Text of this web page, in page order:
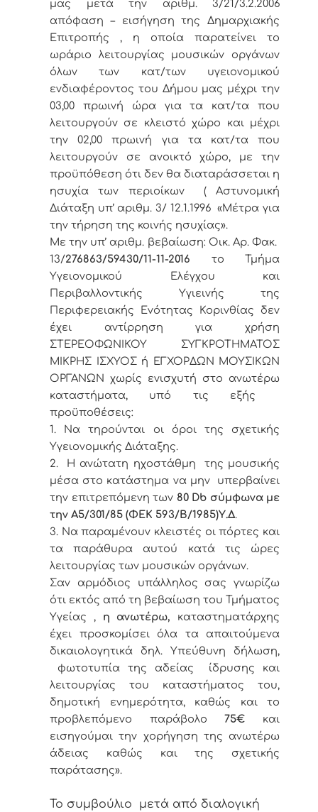
μας μετά την αριθμ. 3/21/3.2.2006
απόφαση – εισήγηση της Δημαρχιακής
Επιτροπής , η οποία παρατείνει το
ωράριο λειτουργίας μουσικών οργάνων
όλων των κατ/των υγειονομικού
ενδιαφέροντος του Δήμου μας μέχρι την
03,00 πρωινή ώρα για τα κατ/τα που
λειτουργούν σε κλειστό χώρο και μέχρι
την 02,00 πρωινή για τα κατ/τα που
λειτουργούν σε ανοικτό χώρο, με την
προϋπόθεση ότι δεν θα διαταράσσεται η
ησυχία των περιοίκων ( Αστυνομική
Διάταξη υπ’ αριθμ. 3/ 12.1.1996 «Μέτρα για
την τήρηση της κοινής ησυχίας».
Με την υπ’ αριθμ. βεβαίωση: Οικ. Αρ. Φακ.
13/276863/59430/11-11-2016 το Τμήμα
Υγειονομικού Ελέγχου και
Περιβαλλοντικής Υγιεινής της
Περιφερειακής Ενότητας Κορινθίας δεν
έχει αντίρρηση για χρήση
ΣΤΕΡΕΟΦΩΝΙΚΟΥ ΣΥΓΚΡΟΤΗΜΑΤΟΣ
ΜΙΚΡΗΣ ΙΣΧΥΟΣ ή ΕΓΧΟΡΔΩΝ ΜΟΥΣΙΚΩΝ
ΟΡΓΑΝΩΝ χωρίς ενισχυτή στο ανωτέρω
καταστήματα, υπό τις εξής
προϋποθέσεις:
1. Να τηρούνται οι όροι της σχετικής
Υγειονομικής Διάταξης.
2. Η ανώτατη ηχοστάθμη της μουσικής
μέσα στο κατάστημα να μην υπερβαίνει
την επιτρεπόμενη των 80 Db σύμφωνα με
την Α5/301/85 (ΦΕΚ 593/Β/1985)Υ.Δ.
3. Να παραμένουν κλειστές οι πόρτες και
τα παράθυρα αυτού κατά τις ώρες
λειτουργίας των μουσικών οργάνων.
Σαν αρμόδιος υπάλληλος σας γνωρίζω
ότι εκτός από τη βεβαίωση του Τμήματος
Υγείας , η ανωτέρω, καταστηματάρχης
έχει προσκομίσει όλα τα απαιτούμενα
δικαιολογητικά δηλ. Υπεύθυνη δήλωση,
φωτοτυπία της αδείας ίδρυσης και
λειτουργίας του καταστήματος του,
δημοτική ενημερότητα, καθώς και το
προβλεπόμενο παράβολο75€ και
εισηγούμαι την χορήγηση της ανωτέρω
άδειας καθώς και της σχετικής
παράτασης».
Το συμβούλιο μετά από διαλογική